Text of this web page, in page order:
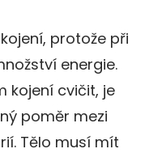
protože při
energie.
kojení cvičit, je
poměr mezi
Tělo musí mít